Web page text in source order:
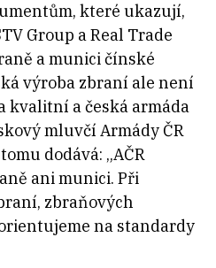
které ukazují,
Group a Real Trade
a munici čínské
výroba zbraní ale není
kvalitní a česká armáda
mluvčí Armády ČR
dodává: „AČR
ani munici. Při
zbraňových
na standardy